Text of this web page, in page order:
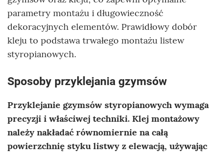
parametry montażu i długowieczność
dekoracyjnych elementów. Prawidłowy dobór
kleju to podstawa trwałego montażu listew
styropianowych.
Sposoby przyklejania gzymsów
Przyklejanie gzymsów styropianowych wymaga
precyzji i właściwej techniki. Klej montażowy
należy nakładać równomiernie na całą
powierzchnię styku listwy z elewacją, używając